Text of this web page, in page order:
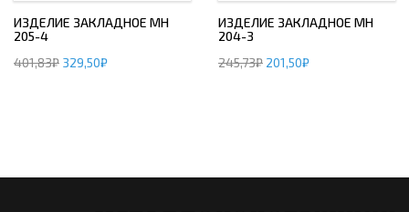
ИЗДЕЛИЕ ЗАКЛАДНОЕ МН
205-4
401,83₽ 329,50₽
ИЗДЕЛИЕ ЗАКЛАДНОЕ МН
204-3
245,73₽ 201,50₽